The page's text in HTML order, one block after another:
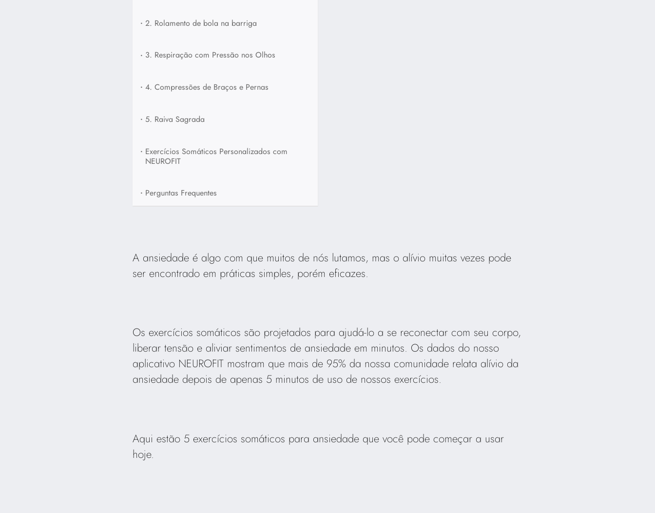
• 2. Rolamento de bola na barriga
• 3. Respiração com Pressão nos Olhos
• 4. Compressões de Braços e Pernas
• 5. Raiva Sagrada
• Exercícios Somáticos Personalizados com
NEUROFIT
• Perguntas Frequentes
A ansiedade é algo com que muitos de nós lutamos, mas o alívio muitas vezes pode
ser encontrado em práticas simples, porém eficazes.
Os exercícios somáticos são projetados para ajudá-lo a se reconectar com seu corpo,
liberar tensão e aliviar sentimentos de ansiedade em minutos. Os dados do nosso
aplicativo NEUROFIT mostram que mais de 95% da nossa comunidade relata alívio da
ansiedade depois de apenas 5 minutos de uso de nossos exercícios.
Aqui estão 5 exercícios somáticos para ansiedade que você pode começar a usar
hoje.